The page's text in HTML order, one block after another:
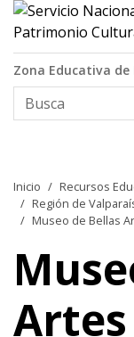
Contenido principal
Zona Educativa de
Inicio Recursos
Región de
Museo de Bellas